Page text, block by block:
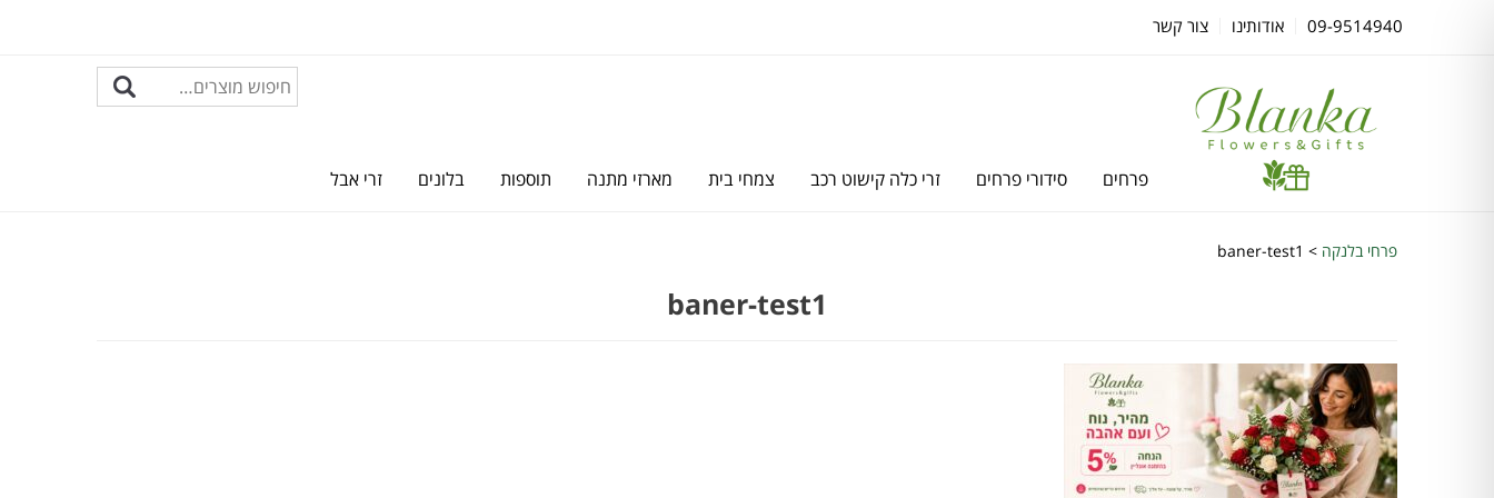
09-9514940 אודותינו צור קשר
פרחים סידורי פרחים זרי כלה קישוט רכב צמחי בית מארזי מתנה תוספות בלונים זרי אבל
פרחי בלנקה >
baner-test1
baner-test1